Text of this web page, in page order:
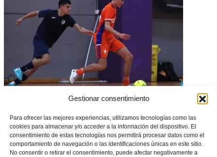
Gestionar consentimiento
Para ofrecer las mejores experiencias, utilizamos tecnologías como las
cookies para almacenar y/o acceder a la información del dispositivo. El
consentimiento de estas tecnologías nos permitirá procesar datos como el
comportamiento de navegación o las identificaciones únicas en este sitio.
No consentir o retirar el consentimiento, puede afectar negativamente a
CONVOCATORIA: Entrenamiento de la Selecció Valenciana masculina